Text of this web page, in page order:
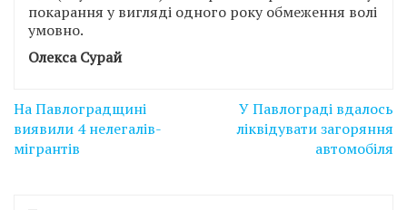
покарання у вигляді одного року обмеження волі
умовно.
Олекса Сурай
Навігація
записів
На Павлоградщині
виявили 4 нелегалів-
мігрантів
У Павлограді вдалось
ліквідувати загоряння
автомобіля